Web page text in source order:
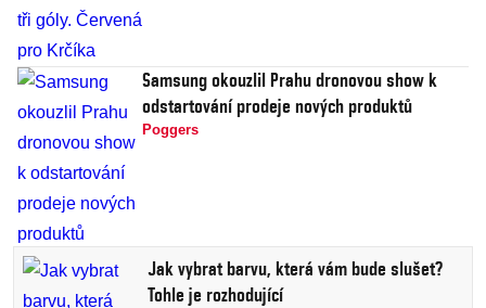
Samsung okouzlil Prahu dronovou show k
odstartování prodeje nových produktů
Poggers
Jak vybrat barvu, která vám bude slušet?
Tohle je rozhodující